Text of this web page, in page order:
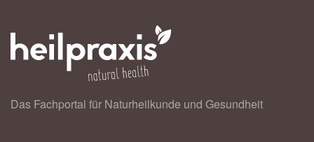
Das Fachportal für Naturheilkunde und Gesundheit